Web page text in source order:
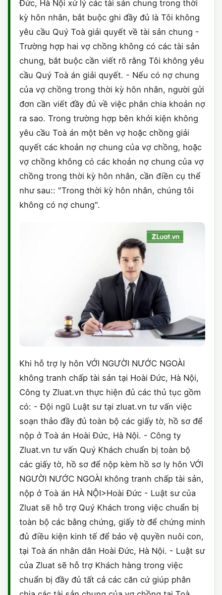
Đức, Hà Nội xử lý các tài sản chung trong thời
kỳ hôn nhân, bắt buộc ghi đầy đủ là Tôi không
yêu cầu Quý Toà giải quyết về tài sản chung -
Trường hợp hai vợ chồng không có các tài sản
chung, bắt buộc cần viết rõ rằng Tôi không yêu
cầu Quý Toà án giải quyết. - Nếu có nợ chung
của vợ chồng trong thời kỳ hôn nhân, người gửi
đơn cần viết đầy đủ về việc phân chia khoản nợ
ra sao. Trong trường hợp bên khởi kiện không
yêu cầu Toà án một bên vợ hoặc chồng giải
quyết các khoản nợ chung của vợ chồng, hoặc
vợ chồng không có các khoản nợ chung của vợ
chồng trong thời kỳ hôn nhân, cần điền cụ thể
như sau:: "Trong thời kỳ hôn nhân, chúng tôi
không có nợ chung".
Khi hỗ trợ ly hôn VỚI NGƯỜI NƯỚC NGOÀI
không tranh chấp tài sản tại Hoài Đức, Hà Nội,
Công ty Zluat.vn thực hiện đủ các thủ tục gồm
có: - Đội ngũ Luật sư tại zluat.vn tư vấn việc
soạn thảo đầy đủ toàn bộ các giấy tờ, hồ sơ để
nộp ở Toà án Hoài Đức, Hà Nội. - Công ty
Zluat.vn tư vấn Quý Khách chuẩn bị toàn bộ
các giấy tờ, hồ sơ để nộp kèm hồ sơ ly hôn VỚI
NGƯỜI NƯỚC NGOÀI không tranh chấp tài sản,
nộp ở Toà án HÀ NỘI>Hoài Đức - Luật sư của
Zluat sẽ hỗ trợ Quý Khách trong việc chuẩn bị
toàn bộ các bằng chứng, giấy tờ để chứng minh
đủ điều kiện kinh tế để bảo vệ quyền nuôi con,
tại Toà án nhân dân Hoài Đức, Hà Nội. - Luật sư
của Zluat sẽ hỗ trợ Khách hàng trong việc
chuẩn bị đầy đủ tất cả các căn cứ giúp phân